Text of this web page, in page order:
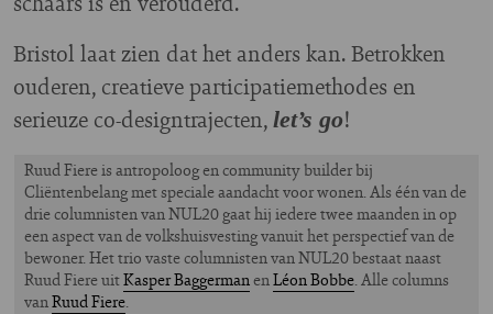
Bristol laat zien dat het anders kan. Betrokken
ouderen, creatieve participatiemethodes en
serieuze co-designtrajecten, let’s go!
Ruud Fiere is antropoloog en community builder bij
Cliëntenbelang met speciale aandacht voor wonen. Als één van de
drie columnisten van NUL20 gaat hij iedere twee maanden in op
een aspect van de volkshuisvesting vanuit het perspectief van de
bewoner. Het trio vaste columnisten van NUL20 bestaat naast
Ruud Fiere uitKasper BaggermanenLéon Bobbe. Alle columns
vanRuud Fiere.